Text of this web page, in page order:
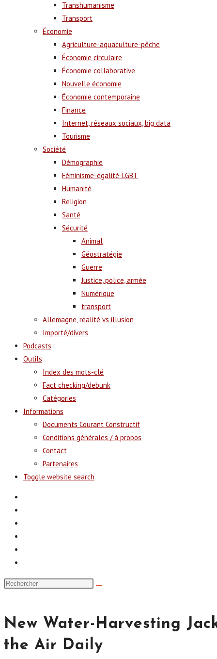
Transhumanisme
Transport
Économie
Agriculture-aquaculture-pêche
Économie circulaire
Économie collaborative
Nouvelle économie
Économie contemporaine
Finance
Internet, réseaux sociaux, big data
Tourisme
Société
Démographie
Féminisme-égalité-LGBT
Humanité
Religion
Santé
Sécurité
Animal
Géostratégie
Guerre
Justice, police, armée
Numérique
transport
Allemagne, réalité vs illusion
Importé/divers
Podcasts
Outils
Index des mots-clé
Fact checking/debunk
Catégories
Informations
Documents Courant Constructif
Conditions générales / à propos
Contact
Partenaires
Toggle website search
New Water-Harvesting
the Air Daily